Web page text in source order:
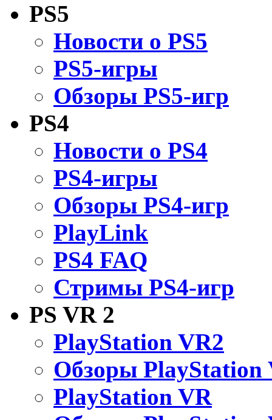
PS5
Новости о PS5
PS5-игры
Обзоры PS5-игр
PS4
Новости о PS4
PS4-игры
Обзоры PS4-игр
PlayLink
PS4 FAQ
Стримы PS4-игр
PS VR 2
PlayStation VR2
Обзоры PlayStation
PlayStation VR